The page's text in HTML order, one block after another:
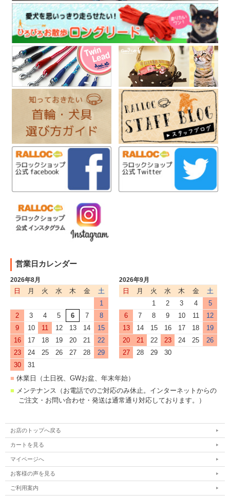
営業日カレンダー
2026年8月
日 月 火 水 木 金
土
1
2
3 4 5 6 7
8
9
10 11 12 13 14
15
16
17 18 19 20 21
22
23
24 25 26 27 28
29
30
31
2026年9月
日 月 火 水 木 金
土
1
2 3 4
5
6
7 8 9 10 11
12
13
14 15 16 17 18
19
20
21 22 23 24 25
26
27
28 29 30
■ 休業日（土日祝、GWお盆、年末年始）
■ メンテナンス（お電話でのご対応のみ休止。インターネットからの
ご注文・お問い合わせ・発送は通常通り対応しております。）
お店のトップへ戻る
カートを見る
マイページへ
お客様の声を見る
ご利用案内